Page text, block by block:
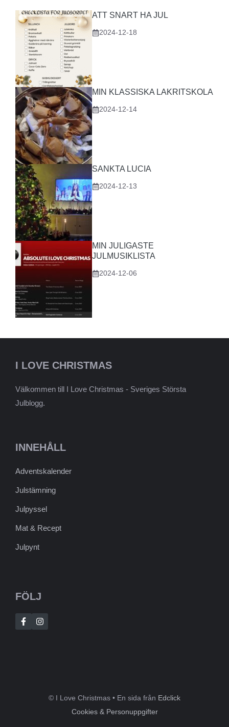
ATT SNART HA JUL
2024-12-18
MIN KLASSISKA LAKRITSKOLA
2024-12-14
SANKTA LUCIA
2024-12-13
MIN JULIGASTE
JULMUSIKLISTA
2024-12-06
I LOVE CHRISTMAS
Välkommen till I Love Christmas - Sveriges Största
Julblogg.
INNEHÅLL
Adventskalender
Julstämning
Julpyssel
Mat & Recept
Julpynt
FÖLJ
© I Love Christmas • En sida från Edclick
Cookies & Personuppgifter